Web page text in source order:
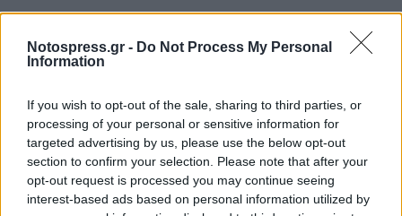
Notospress.gr - Do Not Process My Personal
Information
If you wish to opt-out of the sale, sharing to third parties, or
processing of your personal or sensitive information for
targeted advertising by us, please use the below opt-out
section to confirm your selection. Please note that after your
opt-out request is processed you may continue seeing
interest-based ads based on personal information utilized by
Σχετικά Άρθρα